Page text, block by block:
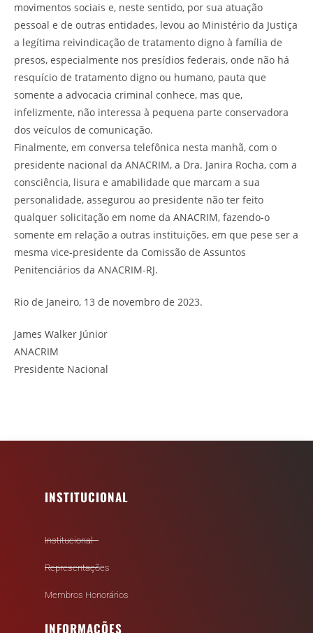
movimentos sociais e, neste sentido, por sua atuação
pessoal e de outras entidades, levou ao Ministério da Justiça
a legítima reivindicação de tratamento digno à família de
presos, especialmente nos presídios federais, onde não há
resquício de tratamento digno ou humano, pauta que
somente a advocacia criminal conhece, mas que,
infelizmente, não interessa à pequena parte conservadora
dos veículos de comunicação.
Finalmente, em conversa telefônica nesta manhã, com o
presidente nacional da ANACRIM, a Dra. Janira Rocha, com a
consciência, lisura e amabilidade que marcam a sua
personalidade, assegurou ao presidente não ter feito
qualquer solicitação em nome da ANACRIM, fazendo-o
somente em relação a outras instituições, em que pese ser a
mesma vice-presidente da Comissão de Assuntos
Penitenciários da ANACRIM-RJ.
Rio de Janeiro, 13 de novembro de 2023.
James Walker Júnior
ANACRIM
Presidente Nacional
INSTITUCIONAL
Institucional
Representações
Membros Honorários
INFORMAÇÕES